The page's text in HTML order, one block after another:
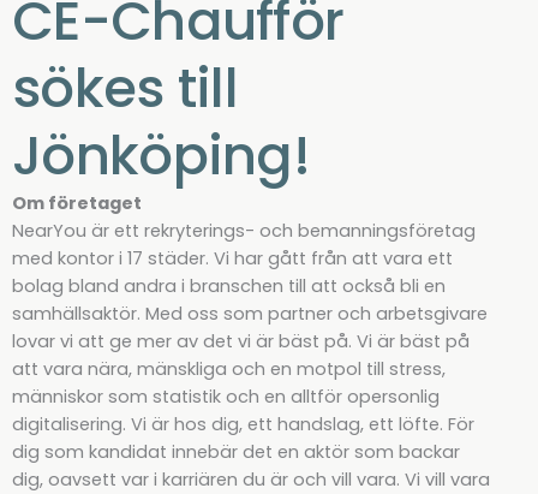
CE-Chaufför
sökes till
Jönköping!
Om företaget
NearYou är ett rekryterings- och bemanningsföretag
med kontor i 17 städer. Vi har gått från att vara ett
bolag bland andra i branschen till att också bli en
samhällsaktör. Med oss som partner och arbetsgivare
lovar vi att ge mer av det vi är bäst på. Vi är bäst på
att vara nära, mänskliga och en motpol till stress,
människor som statistik och en alltför opersonlig
digitalisering. Vi är hos dig, ett handslag, ett löfte. För
dig som kandidat innebär det en aktör som backar
dig, oavsett var i karriären du är och vill vara. Vi vill vara